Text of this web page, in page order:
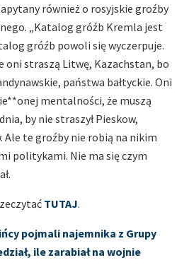
również o rosyjskie groźby
„Katalog gróźb Kremla jest
gróźb powoli się wyczerpuje.
oni straszą Litwę, Kazachstan, bo
państwa bałtyckie. Oni
mentalności, że muszą
by nie straszył Pieskow,
Ale te groźby nie robią na nikim
politykami. Nie ma się czym
TUTAJ.
pojmali najemnika z Grupy
ile zarabiał na wojnie